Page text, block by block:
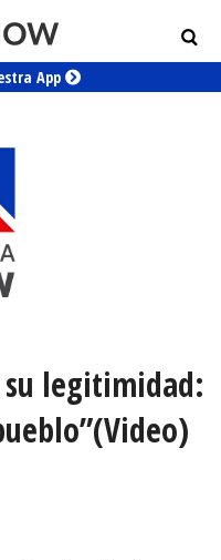
App
su legitimidad: